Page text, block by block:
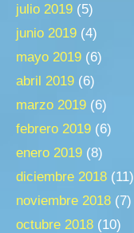
julio 2019 (5)
junio 2019 (4)
mayo 2019 (6)
abril 2019 (6)
marzo 2019 (6)
febrero 2019 (6)
enero 2019 (8)
diciembre 2018 (11)
noviembre 2018 (7)
octubre 2018 (10)